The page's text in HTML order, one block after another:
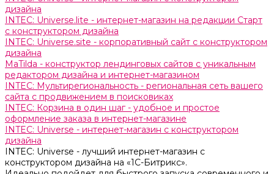
дизайна
INTEC: Universe.lite - интернет-магазин на редакции Старт
с конструктором дизайна
INTEC: Universe.site - корпоративный сайт с конструктором
дизайна
MaTilda - конструктор лендинговых сайтов с уникальным
редактором дизайна и интернет-магазином
INTEC: Мультирегиональность - региональная сеть вашего
сайта с продвижением в поисковиках
INTEC: Корзина в один шаг - удобное и простое
оформление заказа в интернет-магазине
INTEC: Universe - интернет-магазин с конструктором
дизайна
INTEC: Universe - лучший интернет-магазин с
конструктором дизайна на «1C-Битрикс».